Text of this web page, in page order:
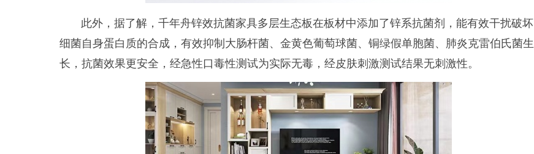
此外，据了解，千年舟锌效抗菌家具多层生态板在板材中添加了锌系抗菌剂，能有效干扰破坏
细菌自身蛋白质的合成，有效抑制大肠杆菌、金黄色葡萄球菌、铜绿假单胞菌、肺炎克雷伯氏菌生
长，抗菌效果更安全，经急性口毒性测试为实际无毒，经皮肤刺激测试结果无刺激性。